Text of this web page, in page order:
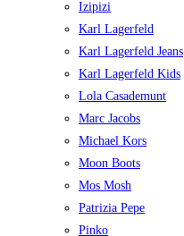
Izipizi
Karl Lagerfeld
Karl Lagerfeld Jeans
Karl Lagerfeld Kids
Lola Casademunt
Marc Jacobs
Michael Kors
Moon Boots
Mos Mosh
Patrizia Pepe
Pinko